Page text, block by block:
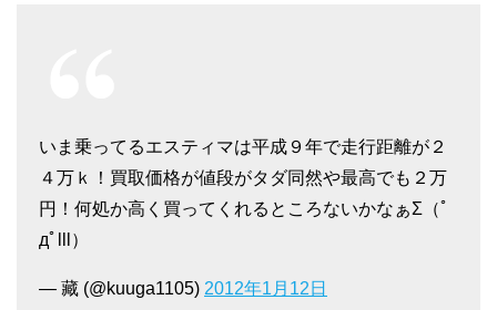
いま乗ってるエスティマは平成９年で走行距離が２
４万ｋ！買取価格が値段がタダ同然や最高でも２万
円！何処か高く買ってくれるところないかなぁΣ（ﾟ
дﾟlll）
— 藏 (@kuuga1105) 2012年1月12日